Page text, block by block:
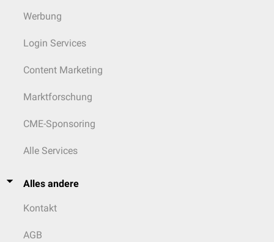
Werbung
Login Services
Content Marketing
Marktforschung
CME-Sponsoring
Alle Services
Alles andere
Kontakt
AGB